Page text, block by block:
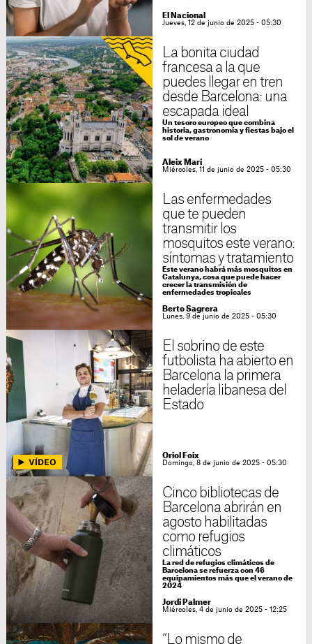
El Nacional
Jueves, 12 de junio de 2025 - 05:30
La bonita ciudad
francesa a la que
puedes llegar en tren
desde Barcelona: una
escapada ideal
Un tesoro europeo que combina
historia, gastronomía y fiestas bajo el
sol de verano
Aleix Marí
Miércoles, 11 de junio de 2025 - 05:30
Las enfermedades
que te pueden
transmitir los
mosquitos este verano:
síntomas y tratamiento
Este verano habrá más mosquitos en
Catalunya, cosa que puede hacer
crecer la transmisión de
enfermedades tropicales
Berto Sagrera
Lunes, 9 de junio de 2025 - 05:30
El sobrino de este
futbolista ha abierto en
Barcelona la primera
heladería libanesa del
Estado
Oriol Foix
Domingo, 8 de junio de 2025 - 05:30
Cinco bibliotecas de
Barcelona abrirán en
agosto habilitadas
como refugios
climáticos
La red de refugios climáticos de
Barcelona se refuerza con 46
equipamientos más que el verano de
2024
Jordi Palmer
Miércoles, 4 de junio de 2025 - 12:25
“Lo mismo de